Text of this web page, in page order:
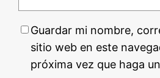
Guardar mi nombre,
sitio web en este
próxima vez que haga